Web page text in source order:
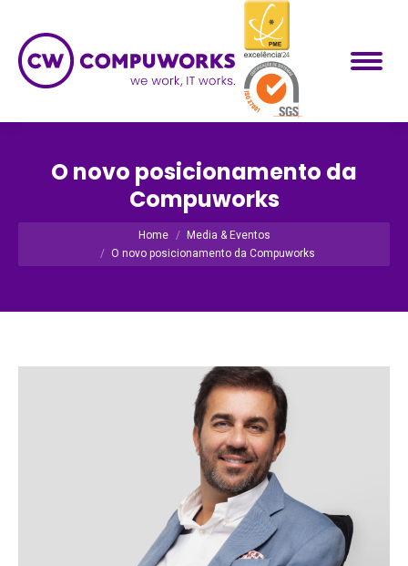
O novo posicionamento da
Compuworks
Você está aqui:
Home
Media & Eventos
O novo posicionamento da Compuworks